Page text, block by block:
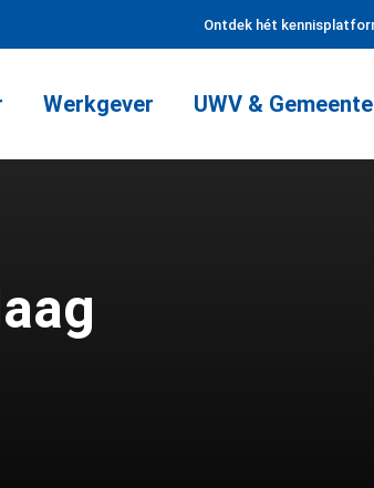
Ontdek hét
Werkgever UWV & Gemeente